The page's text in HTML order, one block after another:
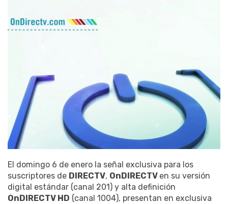
El domingo 6 de enero la señal exclusiva para los
suscriptores de DIRECTV, OnDIRECTV en su versión
digital estándar (canal 201) y alta definición
OnDIRECTV HD (canal 1004), presentan en exclusiva